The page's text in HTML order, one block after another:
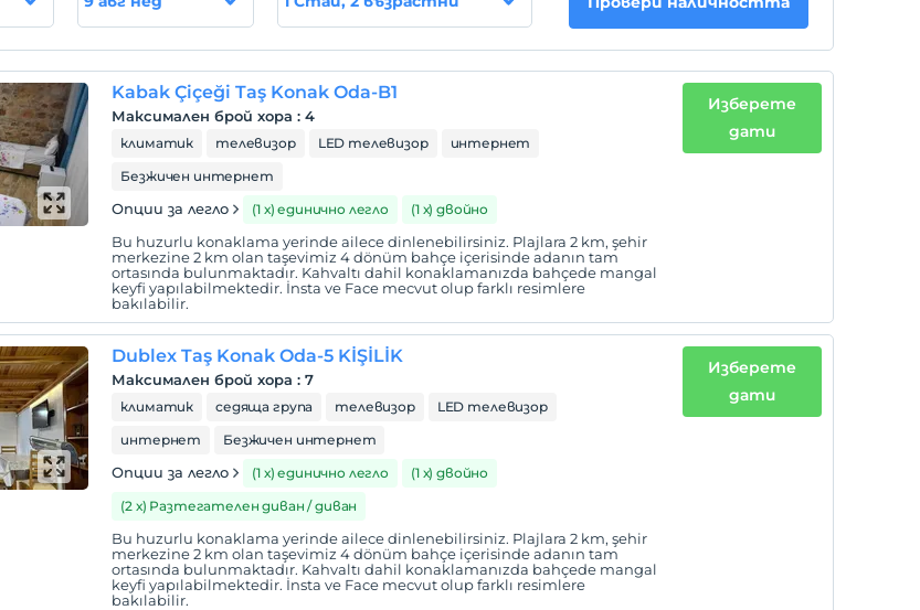
Kabak Çiçeği Taş Konak Oda-B1
Максимален брой хора :4
климатик телевизор LED телевизор
интернет
Безжичен интернет
Опции за легло (1 х) единично легло (1 х) двойно
Bu huzurlu konaklama yerinde ailece dinlenebilirsiniz. Plajlara 2 km, şehir
merkezine 2 km olan taşevimiz 4 dönüm bahçe içerisinde adanın tam
ortasında bulunmaktadır. Kahvaltı dahil konaklamanızda bahçede mangal
keyfi yapılabilmektedir. İnsta ve Face mecvut olup farklı resimlere
bakılabilir.
Изберете
дати
Dublex Taş Konak Oda-5 KİŞİLİK
Максимален брой хора :7
климатик седяща група телевизор
LED телевизор
интернет
Безжичен интернет
Опции за легло (1 х) единично легло
(1 х) двойно
(2 х) Разтегателен диван / диван
Bu huzurlu konaklama yerinde ailece dinlenebilirsiniz. Plajlara 2 km, şehir
merkezine 2 km olan taşevimiz 4 dönüm bahçe içerisinde adanın tam
ortasında bulunmaktadır. Kahvaltı dahil konaklamanızda bahçede mangal
keyfi yapılabilmektedir. İnsta ve Face mecvut olup farklı resimlere
bakılabilir.
Изберете
дати